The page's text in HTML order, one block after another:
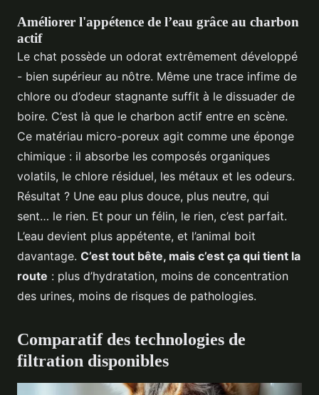
Améliorer l'appétence de l’eau grâce au charbon
actif
Le chat possède un odorat extrêmement développé
- bien supérieur au nôtre. Même une trace infime de
chlore ou d’odeur stagnante suffit à le dissuader de
boire. C’est là que le charbon actif entre en scène.
Ce matériau micro-poreux agit comme une éponge
chimique : il absorbe les composés organiques
volatils, le chlore résiduel, les métaux et les odeurs.
Résultat ? Une eau plus douce, plus neutre, qui
sent… le rien. Et pour un félin, le rien, c’est parfait.
L’eau devient plus appétente, et l’animal boit
davantage. C’est tout bête, mais c’est ça qui tient la
route : plus d’hydratation, moins de concentration
des urines, moins de risques de pathologies.
Comparatif des technologies de
filtration disponibles